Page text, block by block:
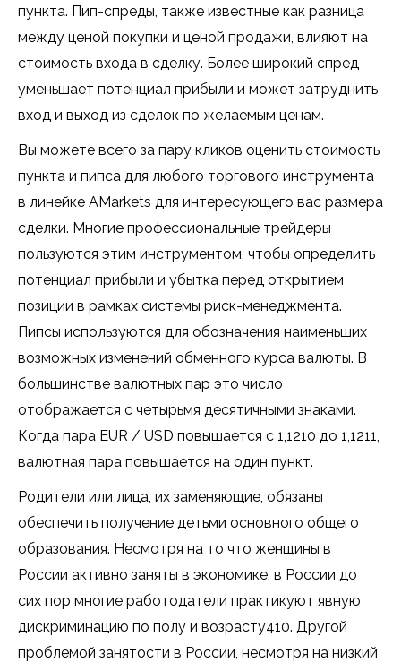
пункта. Пип-спреды, также известные как разница
между ценой покупки и ценой продажи, влияют на
стоимость входа в сделку. Более широкий спред
уменьшает потенциал прибыли и может затруднить
вход и выход из сделок по желаемым ценам.
Вы можете всего за пару кликов оценить стоимость
пункта и пипса для любого торгового инструмента
в линейке AMarkets для интересующего вас размера
сделки. Многие профессиональные трейдеры
пользуются этим инструментом, чтобы определить
потенциал прибыли и убытка перед открытием
позиции в рамках системы риск-менеджмента.
Пипсы используются для обозначения наименьших
возможных изменений обменного курса валюты. В
большинстве валютных пар это число
отображается с четырьмя десятичными знаками.
Когда пара EUR / USD повышается с 1,1210 до 1,1211,
валютная пара повышается на один пункт.
Родители или лица, их заменяющие, обязаны
обеспечить получение детьми основного общего
образования. Несмотря на то что женщины в
России активно заняты в экономике, в России до
сих пор многие работодатели практикуют явную
дискриминацию по полу и возрасту410. Другой
проблемой занятости в России, несмотря на низкий